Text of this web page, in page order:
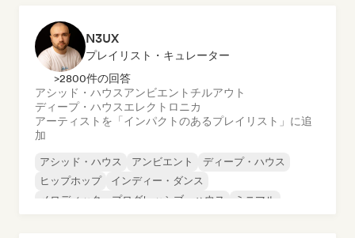
N3UX
プレイリスト・キュレーター
>2800件の回答
アシッド・ハウスアンビエント チルアウト
ディープ・ハウスエレクトロニカ
アーティストを「インパクトのあるプレイリスト」に追
加
アシッド・ハウス アンビエント
ディープ・ハウス
ヒップホップ
インディー・ダンス
メロディック・プログレッシブ・ハウス
ミニマル